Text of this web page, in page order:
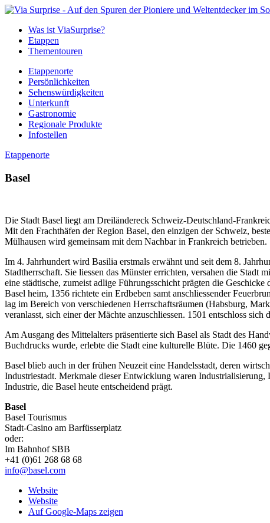
Was ist ViaSurprise?
Etappen
Thementouren
Etappenorte
Persönlichkeiten
Sehenswürdigkeiten
Unterkunft
Gastronomie
Regionale Produkte
Infostellen
Etappenorte
Basel
Die Stadt Basel liegt am Dreiländereck Schweiz-Deutschland-
Mit den Frachthäfen der Region Basel, den einzigen der Schweiz,
Mülhausen wird gemeinsam mit dem Nachbar in Frankreich betrieben.
Im 4. Jahrhundert wird Basilia erstmals erwähnt und seit dem 8.
Stadtherrschaft. Sie liessen das Münster errichten, versahen die
eine städtische, zumeist adlige Führungsschicht prägten die
Basel heim, 1356 richtete ein Erdbeben samt anschliessender
lag im Bereich von verschiedenen Herrschaftsräumen (Habsburg,
veranlasst, sich einer der Mächte anzuschliessen. 1501 entschloss
Am Ausgang des Mittelalters präsentierte sich Basel als Stadt des
Buchdrucks wurde, erlebte die Stadt eine kulturelle Blüte. Die 1460
Basel blieb auch in der frühen Neuzeit eine Handelsstadt, deren
Industriestadt. Merkmale dieser Entwicklung waren
Industrie, die Basel heute entscheidend prägt.
Basel
Basel Tourismus
Stadt-Casino am Barfüsserplatz
oder:
Im Bahnhof SBB
+41 (0)61 268 68 68
info@basel.com
Website
Website
Auf Google-Maps zeigen